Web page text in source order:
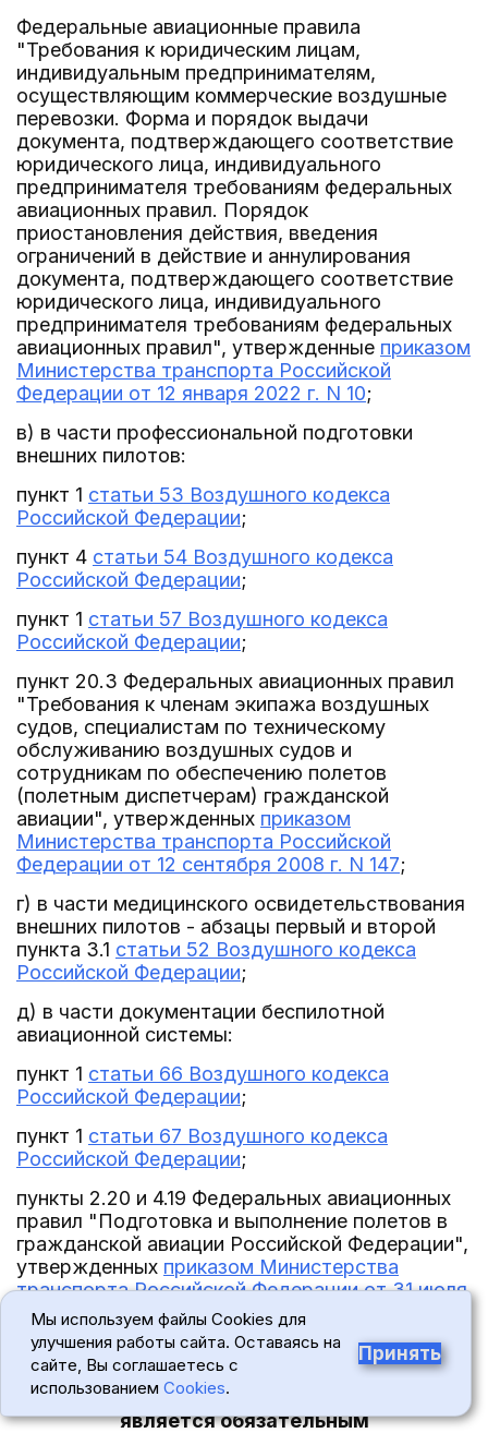
Федеральные авиационные правила
"Требования к юридическим лицам,
индивидуальным предпринимателям,
осуществляющим коммерческие воздушные
перевозки. Форма и порядок выдачи
документа, подтверждающего соответствие
юридического лица, индивидуального
предпринимателя требованиям федеральных
авиационных правил. Порядок
приостановления действия, введения
ограничений в действие и аннулирования
документа, подтверждающего соответствие
юридического лица, индивидуального
предпринимателя требованиям федеральных
авиационных правил", утвержденные приказом
Министерства транспорта Российской
Федерации от 12 января 2022 г. N 10;
в) в части профессиональной подготовки
внешних пилотов:
пункт 1 статьи 53 Воздушного кодекса
Российской Федерации;
пункт 4 статьи 54 Воздушного кодекса
Российской Федерации;
пункт 1 статьи 57 Воздушного кодекса
Российской Федерации;
пункт 20.3 Федеральных авиационных правил
"Требования к членам экипажа воздушных
судов, специалистам по техническому
обслуживанию воздушных судов и
сотрудникам по обеспечению полетов
(полетным диспетчерам) гражданской
авиации", утвержденных приказом
Министерства транспорта Российской
Федерации от 12 сентября 2008 г. N 147;
г) в части медицинского освидетельствования
внешних пилотов - абзацы первый и второй
пункта 3.1 статьи 52 Воздушного кодекса
Российской Федерации;
д) в части документации беспилотной
авиационной системы:
пункт 1 статьи 66 Воздушного кодекса
Российской Федерации;
пункт 1 статьи 67 Воздушного кодекса
Российской Федерации;
пункты 2.20 и 4.19 Федеральных авиационных
правил "Подготовка и выполнение полетов в
гражданской авиации Российской Федерации",
утвержденных приказом Министерства
транспорта Российской Федерации от 31 июля
2009 г. N 128.
IX. Положения (требования, предписания,
запреты,
ограничения), соблюдение которых
является обязательным
Мы используем файлы Cookies для
улучшения работы сайта. Оставаясь на
сайте, Вы соглашаетесь с
использованием Cookies.
Принять